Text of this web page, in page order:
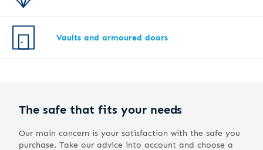
Vaults and armoured doors
The safe that fits your needs
Our main concern is your satisfaction with the safe you
purchase. Take our advice into account and choose a